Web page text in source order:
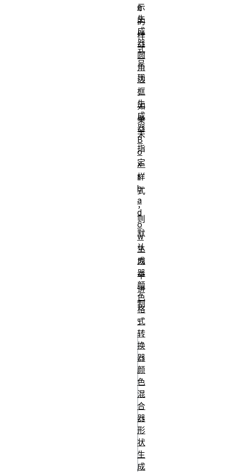
示
的
样
式
呈
现
，
如
果
未
指
定
样
式
，
则
默
认
为
十
进
制
。
/* Simple usage
style defaults to
decimal */
'-');
/* changing the
counter display
e
生
成
器
圆
角
边
框
生
成
器
B
o
x-
s
h
a
d
o
w
生
成
器
颜
色
格
式
转
换
器
颜
色
混
合
器
形
状
生
成